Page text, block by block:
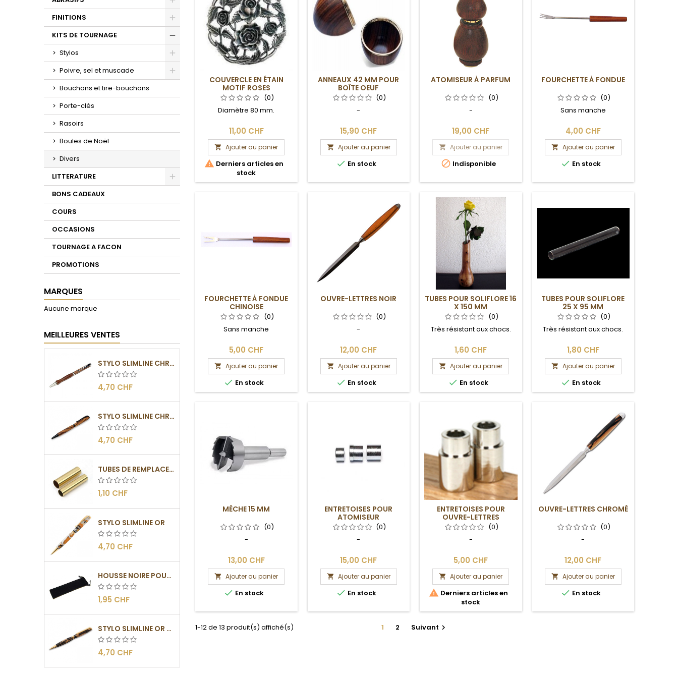
Toggle
FINITIONS
Toggle
KITS DE TOURNAGE
Toggle
Stylos
Poivre, sel et muscade
Toggle
Bouchons et tire-bouchons
Porte-clés
Rasoirs
Boules de Noël
Divers
LITTERATURE
BONS CADEAUX
COURS
OCCASIONS
TOURNAGE A FACON
PROMOTIONS
MARQUES
Aucune marque
MEILLEURES VENTES
STYLO SLIMLINE CHROMÉ
4,70 CHF
STYLO SLIMLINE CHROMÉ NOIR
4,70 CHF
TUBES DE REMPLACEMENT POUR MÉCANISME SLIMLINE
1,10 CHF
STYLO SLIMLINE OR
4,70 CHF
HOUSSE NOIRE POUR STYLO
1,95 CHF
STYLO SLIMLINE OR - BARRETTE PLATE
4,70 CHF
COUVERCLE EN ÉTAIN
MOTIF ROSES
(0)
Diamètre 80 mm.
11,00 CHF
 Ajouter au panier
 Derniers articles en
stock
ANNEAUX 42 MM POUR
BOÎTE OEUF
(0)
-
15,90 CHF
 Ajouter au panier
 En stock
ATOMISEUR À PARFUM
(0)
-
19,00 CHF
 Ajouter au panier
 Indisponible
FOURCHETTE À FONDUE
(0)
Sans manche
4,00 CHF
 Ajouter au panier
 En stock
FOURCHETTE À FONDUE
CHINOISE
(0)
Sans manche
5,00 CHF
 Ajouter au panier
 En stock
OUVRE-LETTRES NOIR
(0)
-
12,00 CHF
 Ajouter au panier
 En stock
TUBES POUR SOLIFLORE 16
X 150 MM
(0)
Très résistant aux chocs.
1,60 CHF
 Ajouter au panier
 En stock
TUBES POUR SOLIFLORE
25 X 95 MM
(0)
Très résistant aux chocs.
1,80 CHF
 Ajouter au panier
 En stock
MÈCHE 15 MM
(0)
-
13,00 CHF
 Ajouter au panier
 En stock
ENTRETOISES POUR
ATOMISEUR
(0)
-
15,00 CHF
 Ajouter au panier
 En stock
ENTRETOISES POUR
OUVRE-LETTRES
(0)
-
5,00 CHF
 Ajouter au panier
 Derniers articles en
stock
OUVRE-LETTRES CHROMÉ
(0)
-
12,00 CHF
 Ajouter au panier
 En stock
1-12 de 13 produit(s) affiché(s) 1 2 Suivant 